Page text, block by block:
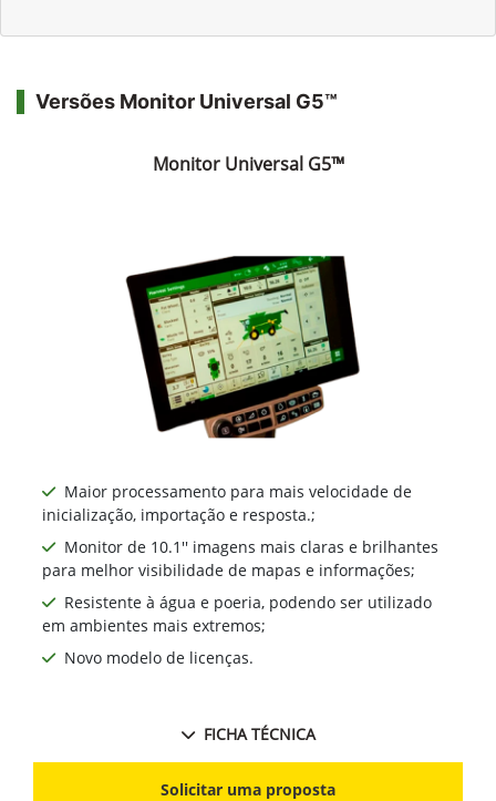
Versões Monitor Universal G5™
Monitor Universal G5™
Maior processamento para mais velocidade de
inicialização, importação e resposta.;
Monitor de 10.1'' imagens mais claras e brilhantes
para melhor visibilidade de mapas e informações;
Resistente à água e poeria, podendo ser utilizado
em ambientes mais extremos;
Novo modelo de licenças.
FICHA TÉCNICA
Solicitar uma proposta